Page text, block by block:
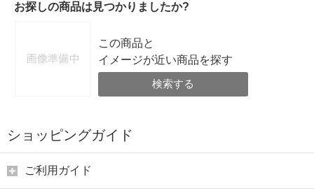
お探しの商品は見つかりましたか?
この商品と
イメージが近い商品を探す
検索する
ショッピングガイド
ご利用ガイド